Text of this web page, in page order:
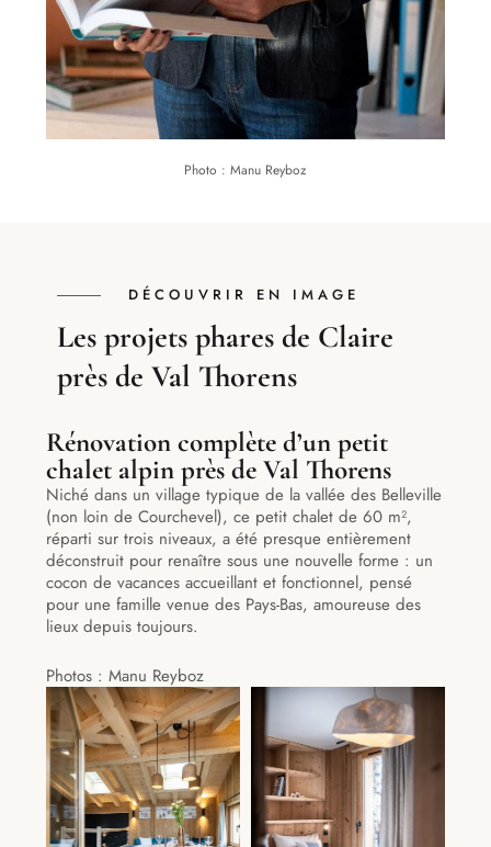
Photo : Manu Reyboz
DÉCOUVRIR EN IMAGE
Les projets phares de Claire
près de Val Thorens
Rénovation complète d’un petit
chalet alpin près de Val Thorens
Niché dans un village typique de la vallée des Belleville
(non loin de Courchevel), ce petit chalet de 60 m²,
réparti sur trois niveaux, a été presque entièrement
déconstruit pour renaître sous une nouvelle forme : un
cocon de vacances accueillant et fonctionnel, pensé
pour une famille venue des Pays-Bas, amoureuse des
lieux depuis toujours.
Photos : Manu Reyboz